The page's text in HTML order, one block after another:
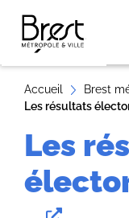
e
r
a
u
c
o
n
Accueil Brest
Les résultats
Les